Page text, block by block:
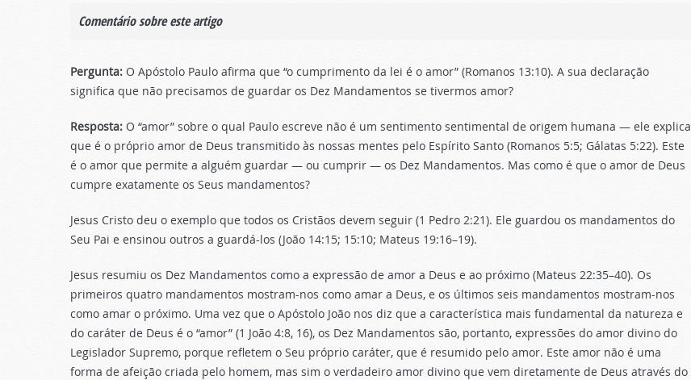
Comentário sobre este artigo
Pergunta: O Apóstolo Paulo afirma que “o cumprimento da lei é o amor” (Romanos 13:10). A sua declaração
significa que não precisamos de guardar os Dez Mandamentos se tivermos amor?
Resposta: O “amor” sobre o qual Paulo escreve não é um sentimento sentimental de origem humana — ele explica
que é o próprio amor de Deus transmitido às nossas mentes pelo Espírito Santo (Romanos 5:5; Gálatas 5:22). Este
é o amor que permite a alguém guardar — ou cumprir — os Dez Mandamentos. Mas como é que o amor de Deus
cumpre exatamente os Seus mandamentos?
Jesus Cristo deu o exemplo que todos os Cristãos devem seguir (1 Pedro 2:21). Ele guardou os mandamentos do
Seu Pai e ensinou outros a guardá-los (João 14:15; 15:10; Mateus 19:16–19).
Jesus resumiu os Dez Mandamentos como a expressão de amor a Deus e ao próximo (Mateus 22:35–40). Os
primeiros quatro mandamentos mostram-nos como amar a Deus, e os últimos seis mandamentos mostram-nos
como amar o próximo. Uma vez que o Apóstolo João nos diz que a característica mais fundamental da natureza e
do caráter de Deus é o “amor” (1 João 4:8, 16), os Dez Mandamentos são, portanto, expressões do amor divino do
Legislador Supremo, porque refletem o Seu próprio caráter, que é resumido pelo amor. Este amor não é uma
forma de afeição criada pelo homem, mas sim o verdadeiro amor divino que vem diretamente de Deus através do